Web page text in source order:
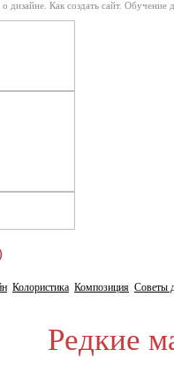
Как создать сайт. Обучение
Колористика Композиция Советы
Редкие